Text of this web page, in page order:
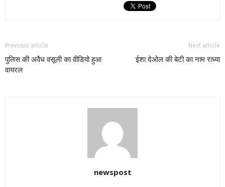
Previous article
पुलिस की अवैध वसूली का वीडियो हुआ
वायरल
Next article
ईशा देओल की बेटी का नाम राध्या
newspost